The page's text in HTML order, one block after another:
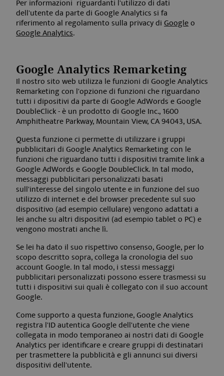
Per informazioni riguardanti l'utilizzo di dati
dell'utente da parte di Google Analytics si fa
riferimento al regolamento sulla privacy diGoogleo
Google Analytics.
Google Analytics Remarketing
Il nostro sito web utilizza le funzioni di Google Analytics
Remarketing con l'opzione di funzioni che riguardano
tutti i dipositivi da parte di Google AdWords e Google
DoubleClick - è un prodotto di Google Inc., 1600
Amphitheatre Parkway, Mountain View, CA 94043, USA.
Questa funzione ci permette di utilizzare i gruppi
pubblicitari di Google Analytics Remarketing con le
funzioni che riguardano tutti i dispositivi tramite link a
Google AdWords e Google DoubleClick. In tal modo,
messaggi pubblicitari personalizzati basati
sull'interesse del singolo utente e in funzione del suo
utilizzo di internet e del browser precedente sul suo
dispositivo (ad esempio cellulare) vengono adattati a
lei anche su altri dispositivi (ad esempio tablet o PC) e
vengono mostrati anche lì.
Se lei ha dato il suo rispettivo consenso, Google, per lo
scopo descritto sopra, collega la cronologia del suo
account Google. In tal modo, i stessi messaggi
pubblicitari personalizzati possono essere trasmessi su
tutti i dispositivi sui quali è collegato con il suo account
Google.
Come supporto a questa funzione, Google Analytics
registra l'ID autentica Google dell'utente che viene
collegata in modo temporaneo ai nostri dati di Google
Analytics per identificare e creare gruppi di destinatari
per trasmettere la pubblicità e gli annunci sui diversi
dispositivi dell'utente.